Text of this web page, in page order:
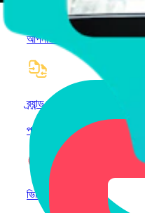
অনুভূতি বিশ্লেষণ
আপনার শ্রোতাদের আরও
ব্র্যান্ড তুলনা
প্রতিযোগিতামূলক সোশ্যাল
ভিডিও পারফরম্যান্স